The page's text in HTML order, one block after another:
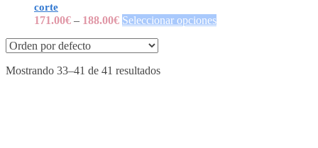
corte
171.00€ – 188.00€ Seleccionar opciones
Mostrando 33–41 de 41 resultados